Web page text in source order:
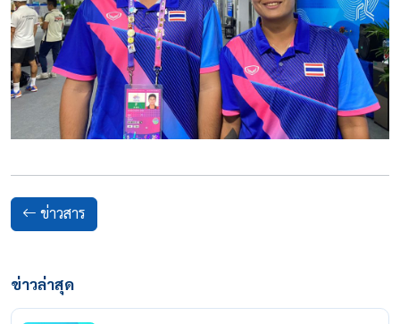
ข่าวสาร
ข่าวล่าสุด